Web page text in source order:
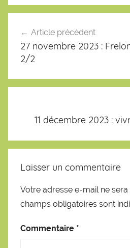
l’article
Article précédent
27 novembre 2023 :
2/2
11 décembre 2023 :
Laisser un commentaire
Votre adresse e-mail ne sera
champs obligatoires sont
Commentaire *